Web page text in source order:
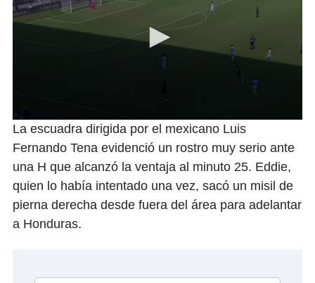
0
seconds
of
minute,
32
seconds
La escuadra dirigida por el mexicano Luis
Fernando Tena evidenció un rostro muy serio ante
una H que alcanzó la ventaja al minuto 25. Eddie,
quien lo había intentado una vez, sacó un misil de
pierna derecha desde fuera del área para adelantar
a Honduras.